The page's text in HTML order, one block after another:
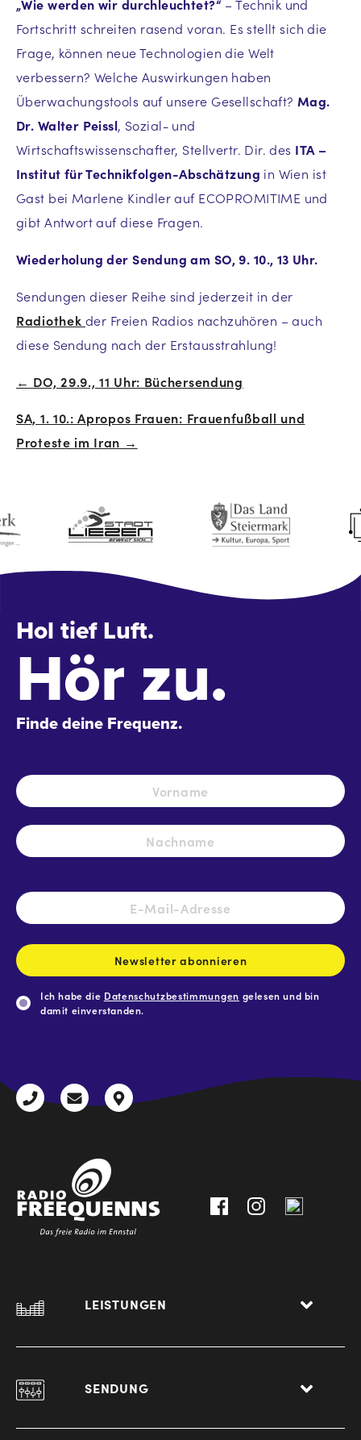
„Wie werden wir durchleuchtet?“ – Technik und
Fortschritt schreiten rasend voran. Es stellt sich die
Frage, können neue Technologien die Welt
verbessern? Welche Auswirkungen haben
Überwachungstools auf unsere Gesellschaft? Mag.
Dr. Walter Peissl, Sozial- und
Wirtschaftswissenschafter, Stellvertr. Dir. des ITA –
Institut für Technikfolgen-Abschätzung in Wien ist
Gast bei Marlene Kindler auf ECOPROMITIME und
gibt Antwort auf diese Fragen.
Wiederholung der Sendung am SO, 9. 10., 13 Uhr.
Sendungen dieser Reihe sind jederzeit in der
Radiothek der Freien Radios nachzuhören – auch
diese Sendung nach der Erstausstrahlung!
Beitrags-
Navigation
← DO, 29.9., 11 Uhr: Büchersendung
SA, 1. 10.: Apropos Frauen: Frauenfußball und
Proteste im Iran →
Hol tief Luft.
Hör zu.
Finde deine Frequenz.
Name *
E-
Mail-
Newsletter abonnieren
Ich habe die Datenschutzbestimmungen gelesen und bin
damit einverstanden.
+43
radio@freequenns.at
Kulturhausstraße
LEISTUNGEN
SENDUNG